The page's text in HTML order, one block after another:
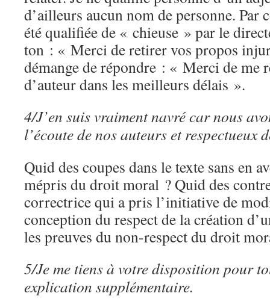
d’ailleurs aucun nom de personne. Par
été qualifiée de « chieuse » par le
ton : « Merci de retirer vos propos
démange de répondre : « Merci de me
d’auteur dans les meilleurs délais ».
4/J’en suis vraiment navré car nous
l’écoute de nos auteurs et respectueux
Quid des coupes dans le texte sans en
mépris du droit moral ? Quid des
correctrice qui a pris l’initiative de
conception du respect de la création
les preuves du non-respect du droit
5/Je me tiens à votre disposition pour
explication supplémentaire.